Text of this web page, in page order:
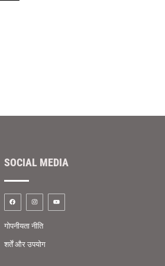
SOCIAL MEDIA
गोपनीयता नीति
शर्तें और उपयोग